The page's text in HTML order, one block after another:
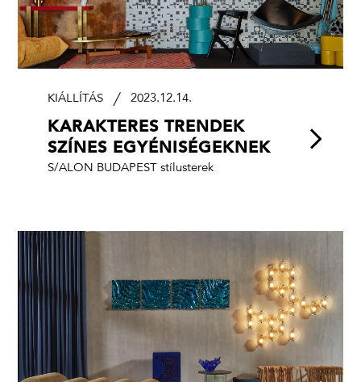
KIÁLLÍTÁS 2023.12.14.
KARAKTERES TRENDEK
SZÍNES EGYÉNISÉGEKNEK
S/ALON BUDAPEST stílusterek